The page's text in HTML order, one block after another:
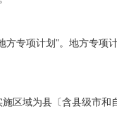
方专项计划”。地方专
区域为县〔含县级市